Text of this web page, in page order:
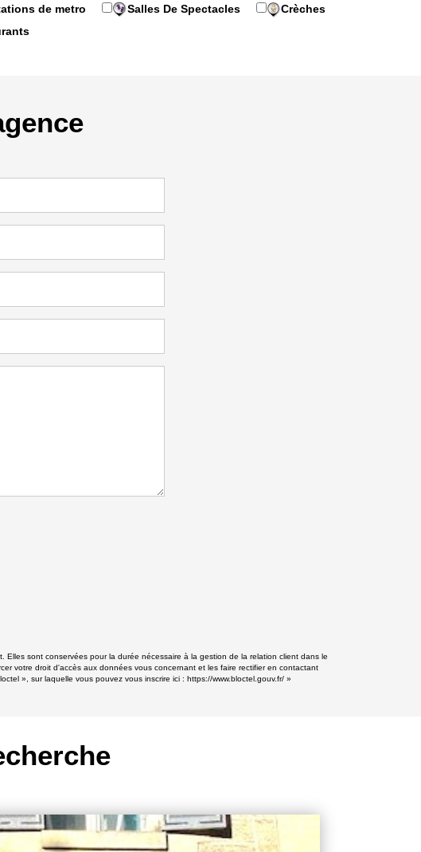
de metro Salles De Spectacles
Crèches
sont conservées pour la durée nécessaire à la gestion de la relation client dans le
votre droit d'accès aux données vous concernant et les faire rectifier en contactant
», sur laquelle vous pouvez vous inscrire ici : https://www.bloctel.gouv.fr/ »